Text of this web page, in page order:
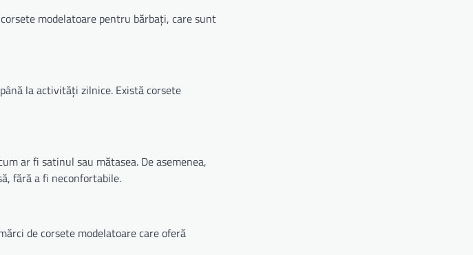
modelatoare pentru bărbați, care sunt
la activități zilnice. Există corsete
ar fi satinul sau mătasea. De asemenea,
fără a fi neconfortabile.
de corsete modelatoare care oferă